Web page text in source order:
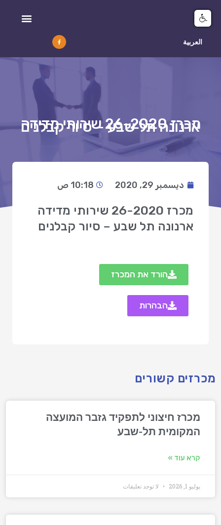
العربية
מכרז 26-2020 שירותי מדידה
ארנונה תל שבע – סיור קבלנים
ديسمبر 29, 2020 10:18 ص
מכרז 26-2020 שירותי מדידה
ארנונה תל שבע – סיור קבלנים
הורד את המכרז
הבהרות
מכרזים קשורים
מכרז חיצוני לתפקיד גזבר המועצה
המקומית תל-שבע
קרא עוד »
يوليو 1, 2026 لا توجد تعليقات